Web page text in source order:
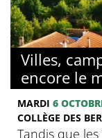
Villes,
encore le
MARDI 6
COLLÈGE DES
Tandis que